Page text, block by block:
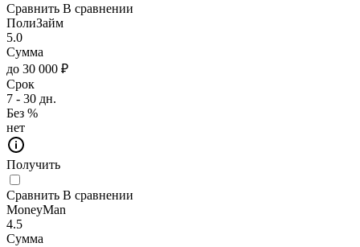
Сравнить В сравнении
ПолиЗайм
5.0
Сумма
до 30 000 ₽
Срок
7 - 30 дн.
Без %
нет
Получить
Сравнить В сравнении
MoneyMan
4.5
Сумма